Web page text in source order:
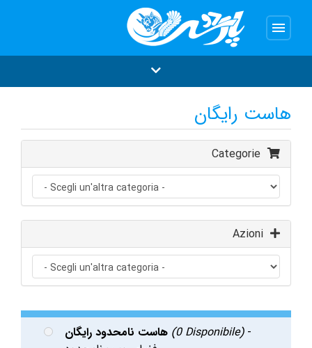
menu
هاست رایگان
Categorie
هاست نامحدود رایگان (0 Disponibile)-